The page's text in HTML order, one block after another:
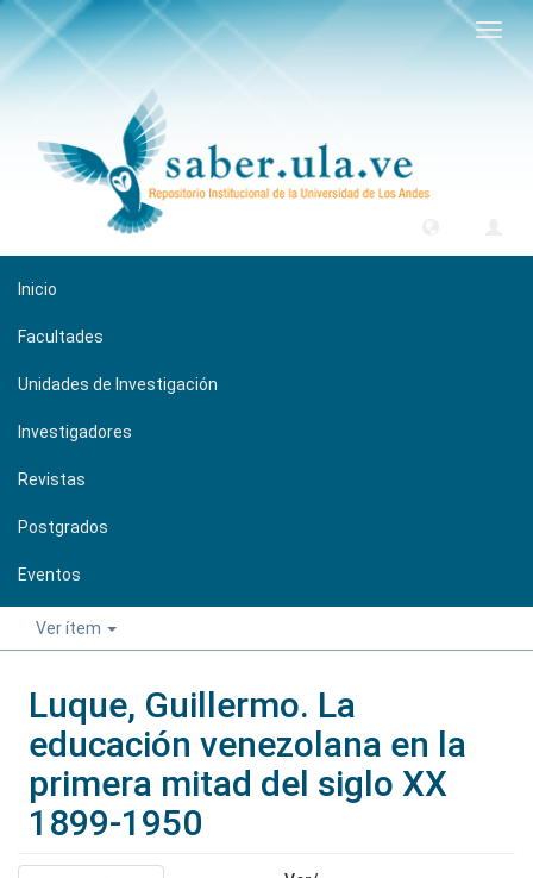
Inicio
Facultades
Unidades de Investigación
Investigadores
Revistas
Postgrados
Eventos
Ver ítem
Luque, Guillermo. La
educación venezolana en la
primera mitad del siglo XX
1899-1950